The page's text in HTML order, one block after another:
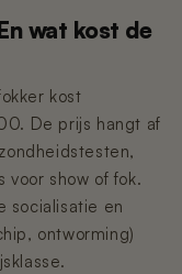
wat kost de
kost
De prijs hangt af
show of fok.
socialisatie en
ontworming)